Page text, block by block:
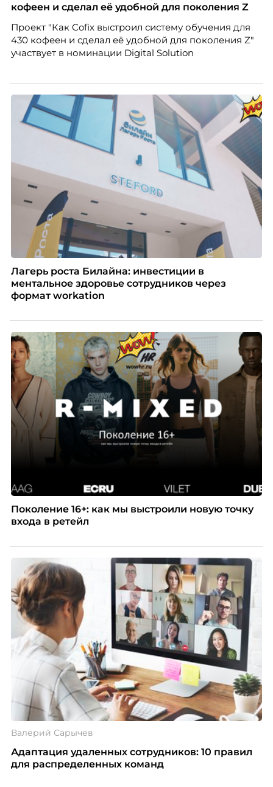
компании ТЕХНОНИКОЛЬ.
кофеен и сделал её удобной для поколения Z
Проект "Как Cofix выстроил систему обучения для
430 кофеен и сделал её удобной для поколения Z"
участвует в номинации Digital Solution
Лагерь роста Билайна: инвестиции в
ментальное здоровье сотрудников через
формат workation
Поколение 16+: как мы выстроили новую точку
входа в ретейл
Валерий Сарычев
Адаптация удаленных сотрудников: 10 правил
для распределенных команд